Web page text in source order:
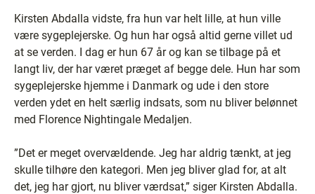
Kirsten Abdalla vidste, fra hun var helt lille, at hun ville
være sygeplejerske. Og hun har også altid gerne villet ud
at se verden. I dag er hun 67 år og kan se tilbage på et
langt liv, der har været præget af begge dele. Hun har som
sygeplejerske hjemme i Danmark og ude i den store
verden ydet en helt særlig indsats, som nu bliver belønnet
med Florence Nightingale Medaljen.
”Det er meget overvældende. Jeg har aldrig tænkt, at jeg
skulle tilhøre den kategori. Men jeg bliver glad for, at alt
det, jeg har gjort, nu bliver værdsat,” siger Kirsten Abdalla.